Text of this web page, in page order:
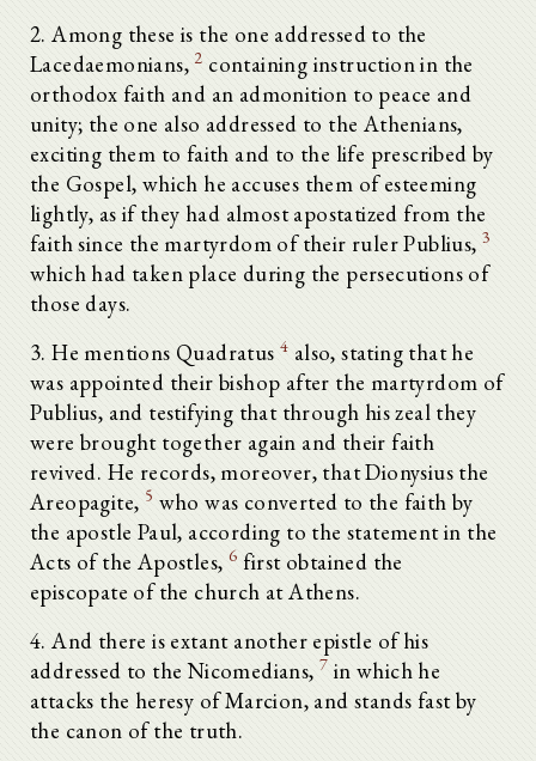
2. Among these is the one addressed to the
Lacedaemonians, 2 containing instruction in the
orthodox faith and an admonition to peace and
unity; the one also addressed to the Athenians,
exciting them to faith and to the life prescribed by
the Gospel, which he accuses them of esteeming
lightly, as if they had almost apostatized from the
faith since the martyrdom of their ruler Publius, 3
which had taken place during the persecutions of
those days.
3. He mentions Quadratus 4 also, stating that he
was appointed their bishop after the martyrdom of
Publius, and testifying that through his zeal they
were brought together again and their faith
revived. He records, moreover, that Dionysius the
Areopagite, 5 who was converted to the faith by
the apostle Paul, according to the statement in the
Acts of the Apostles, 6 first obtained the
episcopate of the church at Athens.
4. And there is extant another epistle of his
addressed to the Nicomedians, 7 in which he
attacks the heresy of Marcion, and stands fast by
the canon of the truth.